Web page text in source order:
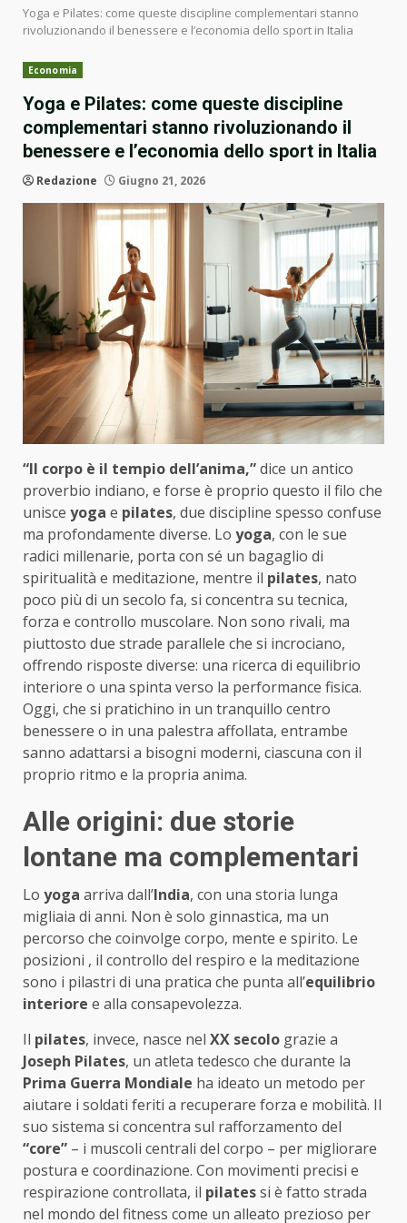
Yoga e Pilates: come queste discipline complementari stanno
rivoluzionando il benessere e l’economia dello sport in Italia
Economia
Yoga e Pilates: come queste discipline
complementari stanno rivoluzionando il
benessere e l’economia dello sport in Italia
Redazione Giugno 21, 2026
“Il corpo è il tempio dell’anima,”dice un antico
proverbio indiano, e forse è proprio questo il filo che
unisce yoga e pilates, due discipline spesso confuse
ma profondamente diverse. Lo yoga, con le sue
radici millenarie, porta con sé un bagaglio di
spiritualità e meditazione, mentre il pilates, nato
poco più di un secolo fa, si concentra su tecnica,
forza e controllo muscolare. Non sono rivali, ma
piuttosto due strade parallele che si incrociano,
offrendo risposte diverse: una ricerca di equilibrio
interiore o una spinta verso la performance fisica.
Oggi, che si pratichino in un tranquillo centro
benessere o in una palestra affollata, entrambe
sanno adattarsi a bisogni moderni, ciascuna con il
proprio ritmo e la propria anima.
Alle origini: due storie
lontane ma complementari
Lo yoga arriva dall’India, con una storia lunga
migliaia di anni. Non è solo ginnastica, ma un
percorso che coinvolge corpo, mente e spirito. Le
posizioni , il controllo del respiro e la meditazione
sono i pilastri di una pratica che punta all’equilibrio
interiore e alla consapevolezza.
Il pilates, invece, nasce nel XX secolo grazie a
Joseph Pilates, un atleta tedesco che durante la
Prima Guerra Mondiale ha ideato un metodo per
aiutare i soldati feriti a recuperare forza e mobilità. Il
suo sistema si concentra sul rafforzamento del
“core” – i muscoli centrali del corpo – per migliorare
postura e coordinazione. Con movimenti precisi e
respirazione controllata, il pilatessi è fatto strada
nel mondo del fitness come un alleato prezioso per